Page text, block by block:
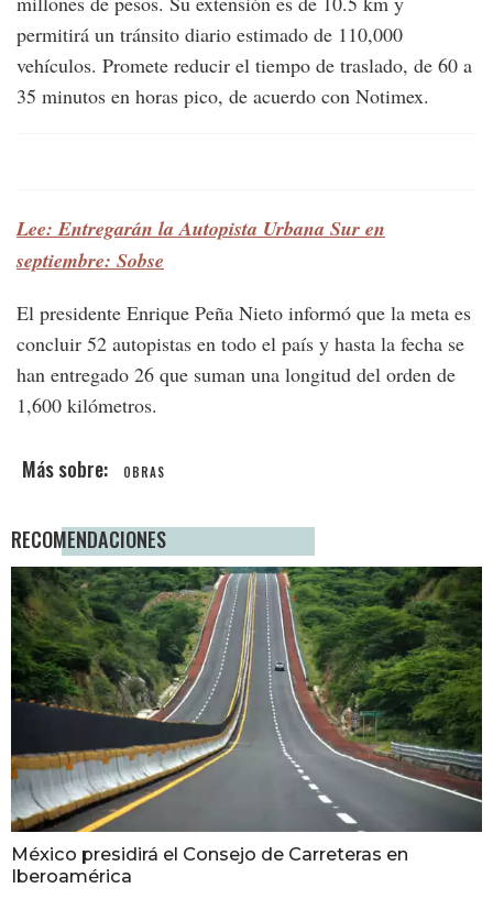
permitirá un tránsito diario estimado de 110,000
vehículos. Promete reducir el tiempo de traslado, de 60 a
35 minutos en horas pico, de acuerdo con Notimex.
Lee: Entregarán la Autopista Urbana Sur en
septiembre: Sobse
El presidente Enrique Peña Nieto informó que la meta es
concluir 52 autopistas en todo el país y hasta la fecha se
han entregado 26 que suman una longitud del orden de
1,600 kilómetros.
OBRAS
RECOMENDACIONES
México presidirá el Consejo de Carreteras en
Iberoamérica